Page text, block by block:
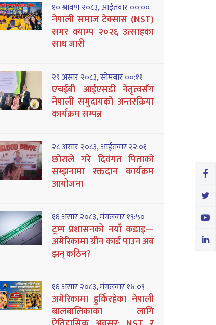
१० श्रावण २०८३, आईतवार ००:००
नेपाली समाज टेक्सास (NST)
समर क्याम्प २०२६ उत्साहका
साथ जारी
२९ असार २०८३, सोमबार ००:११
एचईबी आईएसडी नेतृत्वसँग
नेपाली समुदायको अन्तरक्रिया
कार्यक्रम सम्पन्न
२८ असार २०८३, आईतवार २२:०१
छोराले गरे दिवंगत पिताको
सम्झनामा रक्तदान कार्यक्रम
आयोजना
१६ असार २०८३, मंगलवार १९:५०
ट्रम्प प्रशासनको नयाँ कडाइ—
अमेरिकामा ग्रीन कार्ड पाउन अब
झन् कठिन?
१६ असार २०८३, मंगलवार १४:०९
अमेरिकामा हुर्किरहेका नेपाली
बालबालिकाका लागि